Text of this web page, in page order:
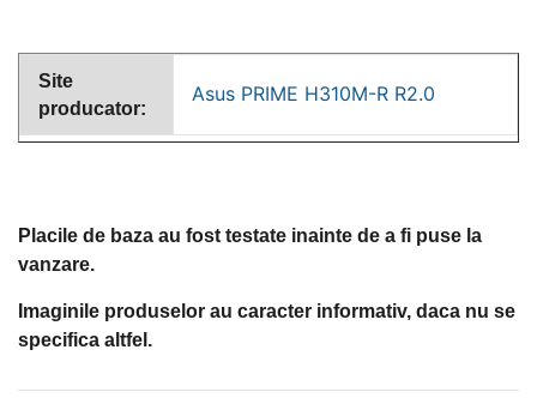
Site
producator:
Asus PRIME H310M-R R2.0
Placile de baza au fost testate inainte de a fi puse la
vanzare.
Imaginile produselor au caracter informativ, daca nu se
specifica altfel.